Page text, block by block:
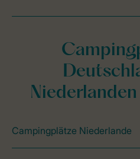
Campingplätze Niederlande